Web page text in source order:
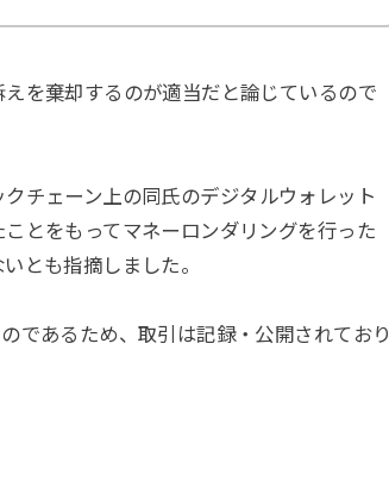
を棄却するのが適当だと論じているので
チェーン上の同氏のデジタルウォレット
とをもってマネーロンダリングを行った
とも指摘しました。
であるため、取引は記録・公開されており